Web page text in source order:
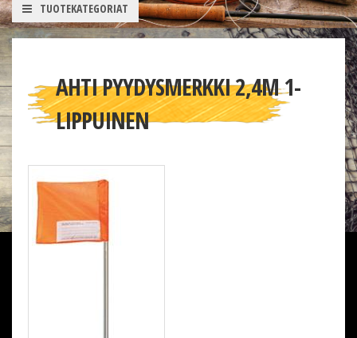
TUOTEKATEGORIAT
AHTI PYYDYSMERKKI 2,4M 1-
LIPPUINEN